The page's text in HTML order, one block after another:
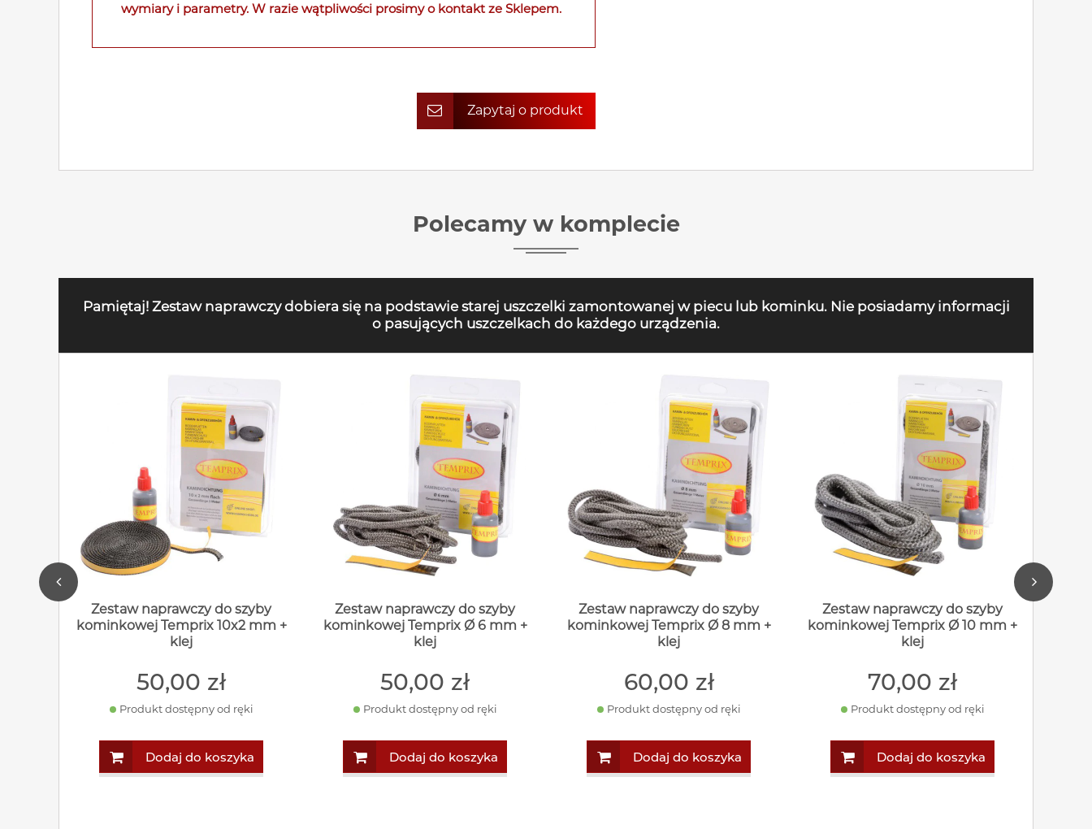
wymiary i parametry. W razie wątpliwości prosimy o kontakt ze Sklepem.
Zapytaj o produkt
Polecamy w komplecie
Pamiętaj! Zestaw naprawczy dobiera się na podstawie starej uszczelki zamontowanej w piecu lub kominku. Nie posiadamy informacji
o pasujących uszczelkach do każdego urządzenia.
Zestaw naprawczy do szyby
kominkowej Temprix 10x2 mm +
klej
50,00 zł
Produkt dostępny od ręki
Dodaj do koszyka
Zestaw naprawczy do szyby
kominkowej Temprix Ø 6 mm +
klej
50,00 zł
Produkt dostępny od ręki
Dodaj do koszyka
Zestaw naprawczy do szyby
kominkowej Temprix Ø 8 mm +
klej
60,00 zł
Produkt dostępny od ręki
Dodaj do koszyka
Zestaw naprawczy do szyby
kominkowej Temprix Ø 10 mm +
klej
70,00 zł
Produkt dostępny od ręki
Dodaj do koszyka